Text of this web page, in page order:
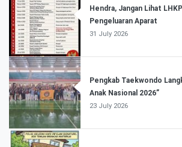
Hendra, Jangan Lihat
Pengeluaran Aparat
31 July 2026
Pengkab Taekwondo
Anak Nasional 2026”
23 July 2026